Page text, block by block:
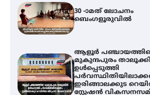
30 -ാമത് ലോചനം
ബെംഗളൂരുവിൽ
ആളൂർ
മുകുന്ദപുരം
ഉൾപ്പെടുത്തി
ഇരിങ്ങാലക്കുട
സ്റ്റേഷൻ